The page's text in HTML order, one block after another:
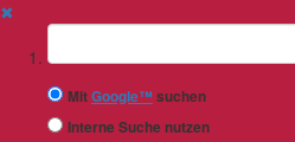
✖
Suchbegriff
MitGoogle™ suchen
Interne Suche nutzen